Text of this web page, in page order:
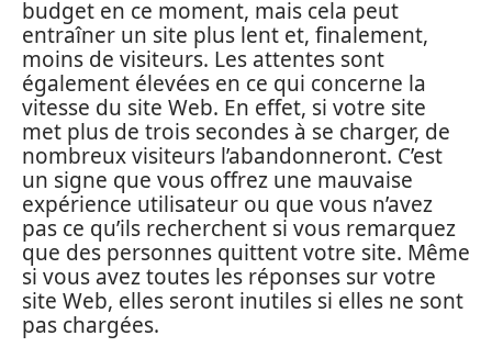
budget en ce moment, mais cela peut
entraîner un site plus lent et, finalement,
moins de visiteurs. Les attentes sont
également élevées en ce qui concerne la
vitesse du site Web. En effet, si votre site
met plus de trois secondes à se charger, de
nombreux visiteurs l’abandonneront. C’est
un signe que vous offrez une mauvaise
expérience utilisateur ou que vous n’avez
pas ce qu’ils recherchent si vous remarquez
que des personnes quittent votre site. Même
si vous avez toutes les réponses sur votre
site Web, elles seront inutiles si elles ne sont
pas chargées.